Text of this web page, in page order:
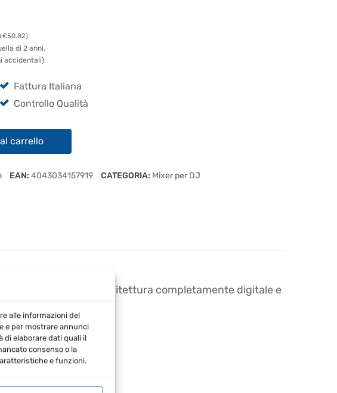
alle informazioni del
e per mostrare annunci
di elaborare dati quali il
consenso o la
e funzioni.
€50.82)
di 2 anni.
accidentali)
Fattura Italiana
Controllo Qualità
carrello
EAN: 4043034157919 CATEGORIA: Mixer per DJ
Con un’architettura completamente digitale e